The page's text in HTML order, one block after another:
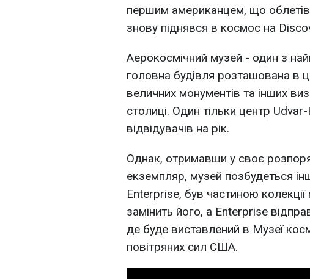
першим американцем, що облетів
знову піднявся в космос на
Аерокосмічний музей - один з
головна будівля розташована в
величних монументів та інших
столиці. Один тільки центр
відвідувачів на рік.
Однак, отримавши у своє
екземпляр, музей позбудеться
Enterprise, був частиною
замінить його, а Enterprise
де буде виставлений в Музеї
повітряних сил США.